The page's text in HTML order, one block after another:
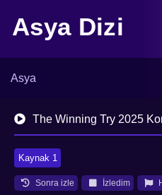
Asya Dizi
Asya
The Winning Try 2025
Kaynak 1
Sonra izle İzledim